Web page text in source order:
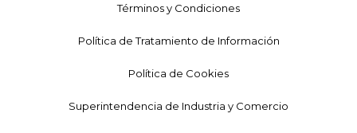
Términos y Condiciones
Política de Tratamiento de Información
Política de Cookies
Superintendencia de Industria y Comercio